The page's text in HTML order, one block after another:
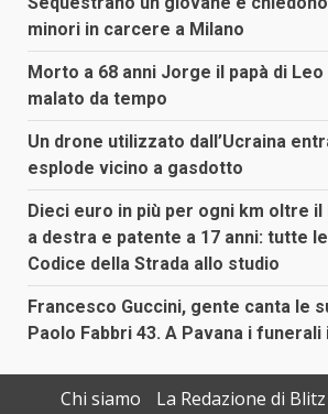
minori in carcere a Milano
Morto a 68 anni Jorge il papà di
malato da tempo
Un drone utilizzato dall’Ucraina
esplode vicino a gasdotto
Dieci euro in più per ogni km oltre
a destra e patente a 17 anni: tutte
Codice della Strada allo studio
Francesco Guccini, gente canta le
Paolo Fabbri 43. A Pavana i
Chi siamo
La Redazione di